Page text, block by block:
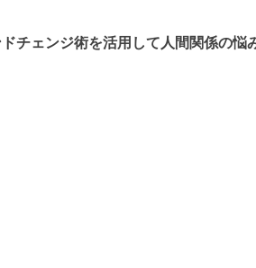
チェンジ術を活用して人間関係の悩